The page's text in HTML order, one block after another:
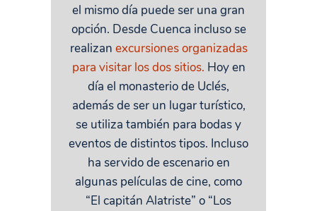
el mismo día puede ser una gran
opción. Desde Cuenca incluso se
realizan excursiones organizadas
para visitar los dos sitios. Hoy en
día el monasterio de Uclés,
además de ser un lugar turístico,
se utiliza también para bodas y
eventos de distintos tipos. Incluso
ha servido de escenario en
algunas películas de cine, como
“El capitán Alatriste” o “Los